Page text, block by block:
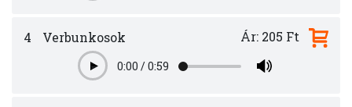
4 Verbunkosok
Play0:00 /0:59
Ár: 205 Ft